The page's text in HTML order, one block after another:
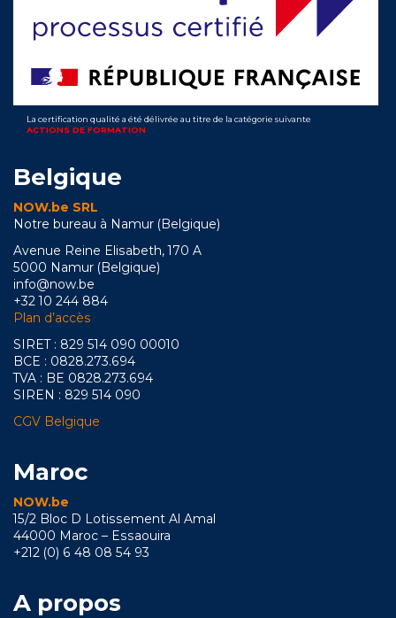
La certification qualité a été délivrée au titre de la catégorie suivante
ACTIONS DE FORMATION
Belgique
NOW.be SRL
Notre bureau à Namur (Belgique)
Avenue Reine Elisabeth, 170 A
5000 Namur (Belgique)
info@now.be
+32 10 244 884
Plan d’accès
SIRET : 829 514 090 00010
BCE : 0828.273.694
TVA : BE 0828.273.694
SIREN : 829 514 090
CGV Belgique
Maroc
NOW.be
15/2 Bloc D Lotissement Al Amal
44000 Maroc – Essaouira
+212 (0) 6 48 08 54 93
A propos